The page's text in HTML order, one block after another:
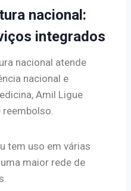
nacional:
integrados
nacional atende
nacional e
Amil Ligue
reembolso.
tem uso em várias
maior rede de